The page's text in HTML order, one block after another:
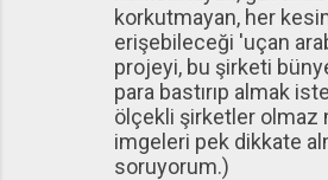
korkutmayan, her
erişebileceği 'uçan
projeyi, bu şirketi
para bastırıp almak
ölçekli şirketler olmaz
imgeleri pek dikkate
soruyorum.)